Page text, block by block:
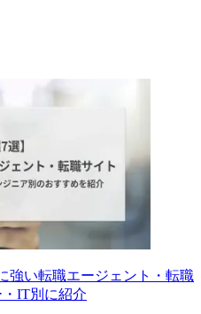
強い転職エージェント・転職
IT別に紹介